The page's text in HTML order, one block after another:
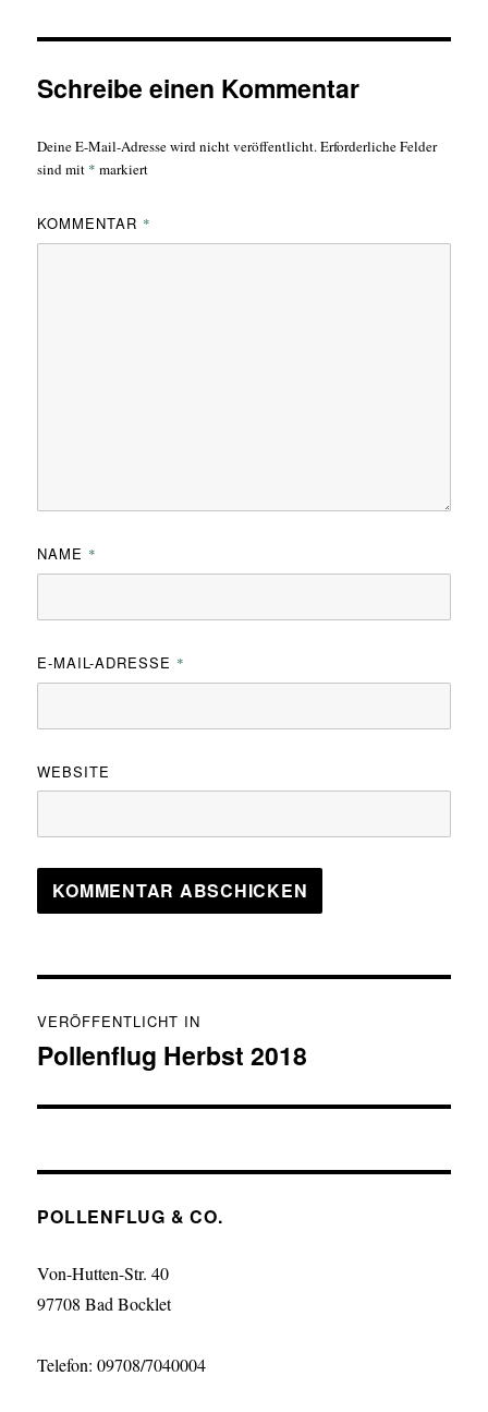
Schreibe einen Kommentar
Deine E-Mail-Adresse wird nicht veröffentlicht.Erforderliche Felder
sind mit * markiert
KOMMENTAR *
NAME *
E-MAIL-ADRESSE *
WEBSITE
VERÖFFENTLICHT IN
Pollenflug Herbst 2018
POLLENFLUG & CO.
Von-Hutten-Str. 40
97708 Bad Bocklet
Telefon: 09708/7040004